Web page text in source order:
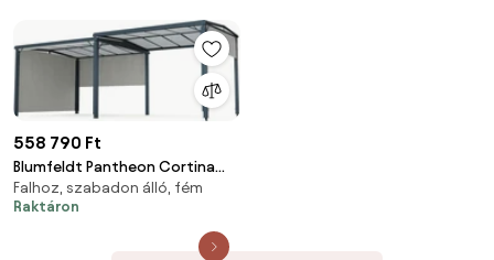
558 790 Ft
Blumfeldt Pantheon Cortina
Solid Sky Expand kerti pavilon
3x6, időjárásálló, bővíthető
Falhoz, szabadon álló, fém
Raktáron